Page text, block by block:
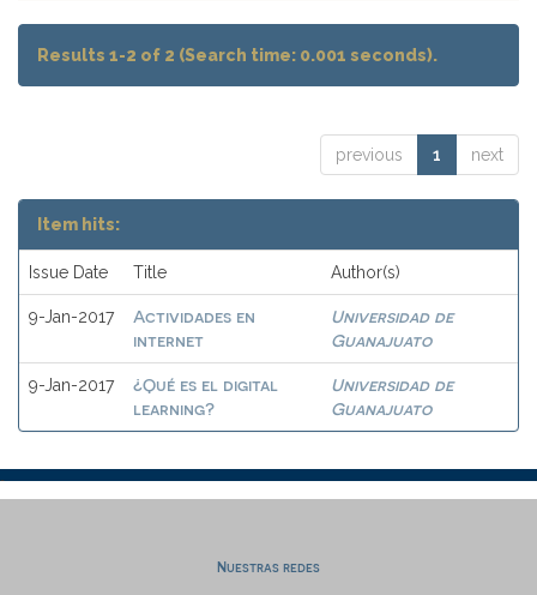
Results 1-2 of 2 (Search time: 0.001 seconds).
previous 1 next
Item hits:
Issue Date Title Author(s)
9-Jan-2017
Actividades en
internet
Universidad de
Guanajuato
9-Jan-2017
¿Qué es el digital
learning?
Universidad de
Guanajuato
Nuestras redes